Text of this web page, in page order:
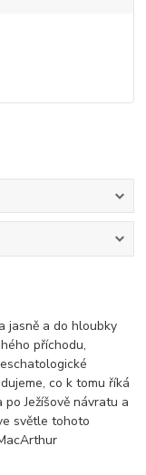
jasně a do hloubky
příchodu,
co k tomu říká
Ježíšově návratu a
světle tohoto